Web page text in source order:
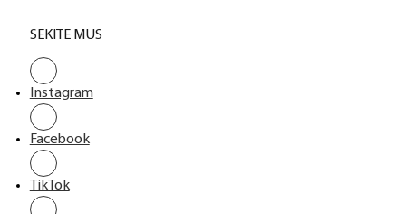
SEKITE MUS
Instagram
Facebook
TikTok